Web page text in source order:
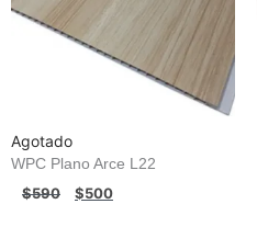
Agotado
WPC Plano Arce L22
$590 $500